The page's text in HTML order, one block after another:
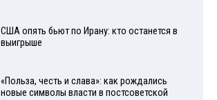
США опять бьют по Ирану: кто останется в
выигрыше
«Польза, честь и слава»: как рождались
новые символы власти в постсоветской